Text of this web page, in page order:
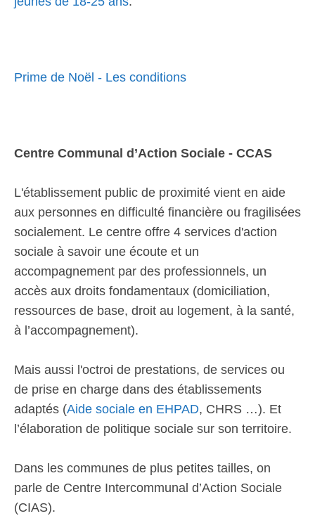
Prime de Noël - Les conditions
Centre Communal d’Action Sociale - CCAS
L'établissement public de proximité vient en aide
aux personnes en difficulté financière ou fragilisées
socialement. Le centre offre 4 services d'action
sociale à savoir une écoute et un
accompagnement par des professionnels, un
accès aux droits fondamentaux (domiciliation,
ressources de base, droit au logement, à la santé,
à l’accompagnement).
Mais aussi l'octroi de prestations, de services ou
de prise en charge dans des établissements
adaptés (Aide sociale en EHPAD, CHRS …). Et
l’élaboration de politique sociale sur son territoire.
Dans les communes de plus petites tailles, on
parle de Centre Intercommunal d’Action Sociale
(CIAS).